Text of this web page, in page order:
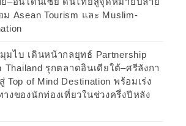
Asean Tourism และ Muslim-
มไบ เดินหน้ากลยุทธ์ Partnership
Thailand รุกตลาดอินเดียใต้–ศรีลังกา
Top of Mind Destination พร้อมเร่ง
งของนักท่องเที่ยวในช่วงครึ่งปีหลัง